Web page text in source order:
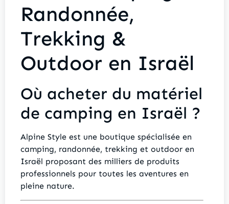
Randonnée,
Trekking &
Outdoor en Israël
Où acheter du matériel
de camping en Israël ?
Alpine Style est une boutique spécialisée en
camping, randonnée, trekking et outdoor en
Israël proposant des milliers de produits
professionnels pour toutes les aventures en
pleine nature.